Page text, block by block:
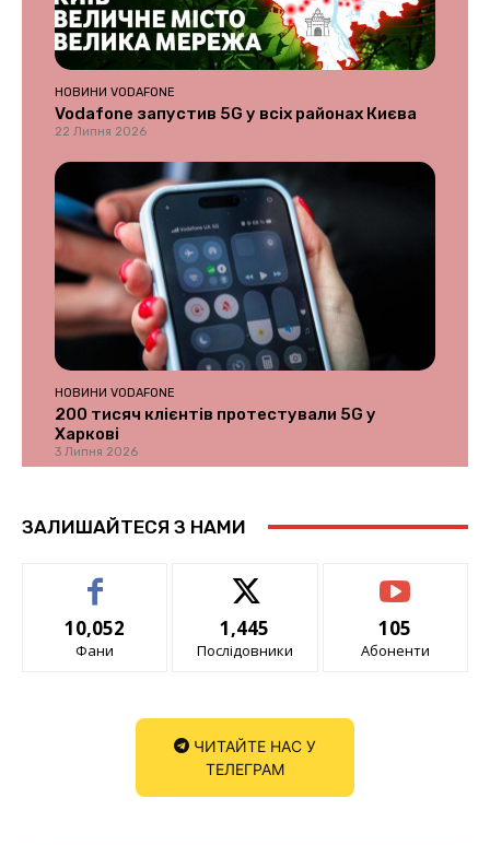
НОВИНИ VODAFONE
Vodafone запустив 5G у всіх районах Києва
22 Липня 2026
НОВИНИ VODAFONE
200 тисяч клієнтів протестували 5G у
Харкові
3 Липня 2026
ЗАЛИШАЙТЕСЯ З НАМИ
10,052
Фани
1,445
Послідовники
105
Абоненти
ЧИТАЙТЕ НАС У
ТЕЛЕГРАМ